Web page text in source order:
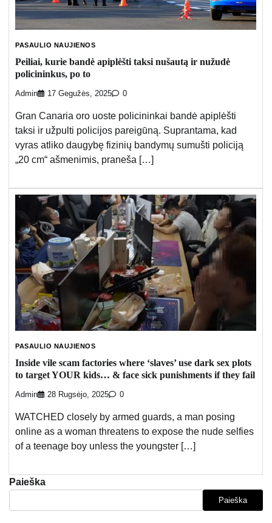
PASAULIO NAUJIENOS
Peiliai, kurie bandė apiplėšti taksi nušautą ir nužudė
policininkus, po to
Admin 17 Gegužės, 2025 0
Gran Canaria oro uoste policininkai bandė apiplėšti
taksi ir užpulti policijos pareigūną. Suprantama, kad
vyras atliko daugybę fizinių bandymų sumušti policiją
„20 cm“ ašmenimis, praneša […]
PASAULIO NAUJIENOS
Inside vile scam factories where ‘slaves’ use dark sex plots
to target YOUR kids… & face sick punishments if they fail
Admin 28 Rugsėjo, 2025 0
WATCHED closely by armed guards, a man posing
online as a woman threatens to expose the nude selfies
of a teenage boy unless the youngster […]
Paieška
Paieška